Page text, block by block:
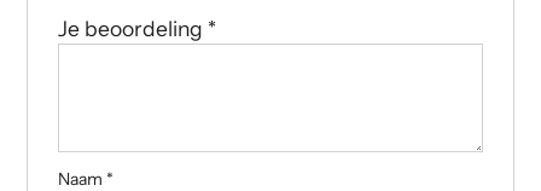
Je beoordeling *
Naam *